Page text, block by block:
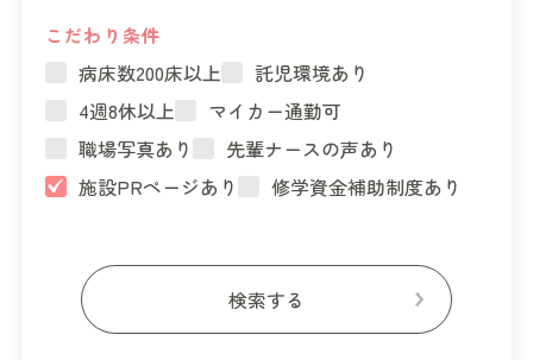
こだわり条件
病床数200床以上
託児環境あり
4週8休以上
マイカー通勤可
職場写真あり
先輩ナースの声あり
施設PRページあり
修学資金補助制度あり